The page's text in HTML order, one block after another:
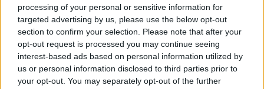
processing of your personal or sensitive information for
targeted advertising by us, please use the below opt-out
section to confirm your selection. Please note that after your
opt-out request is processed you may continue seeing
interest-based ads based on personal information utilized by
us or personal information disclosed to third parties prior to
your opt-out. You may separately opt-out of the further
Condividi l'articolo
F
a
ce
T
w
it
Pi
n
te
W
h
at
S
h
a
Articolo precedente